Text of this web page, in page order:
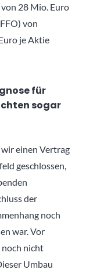
28 Mio. Euro
von
je Aktie
für
sogar
einen Vertrag
geschlossen,
der
noch
war. Vor
nicht
Umbau